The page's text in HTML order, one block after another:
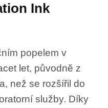
Ink
popelem v
let, původně z
než se rozšířil do
služby. Díky